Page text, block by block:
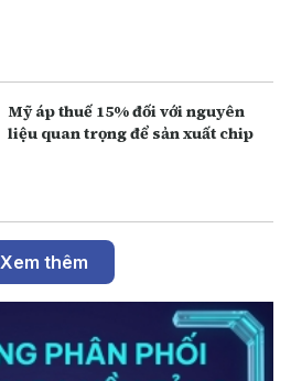
Mỹ áp thuế 15% đối với nguyên
liệu quan trọng để sản xuất chip
Xem thêm